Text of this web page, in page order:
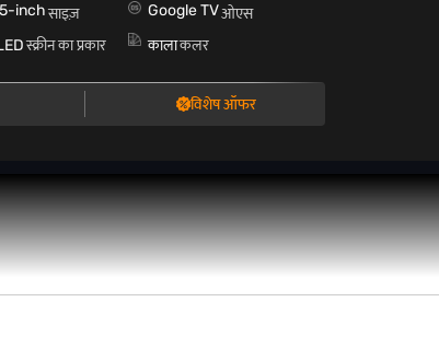
inchसाइज़
स्क्रीन का प्रकार
Google TVओएस
कालाकलर
विशेष ऑफर